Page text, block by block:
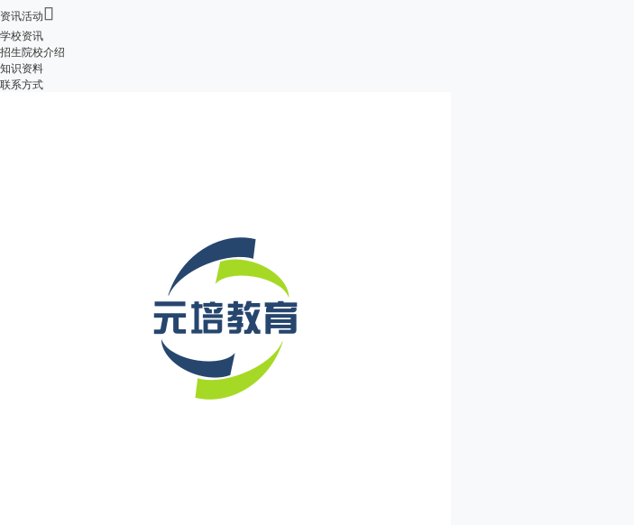
资讯活动
学校资讯
招生院校介绍
知识资料
联系方式